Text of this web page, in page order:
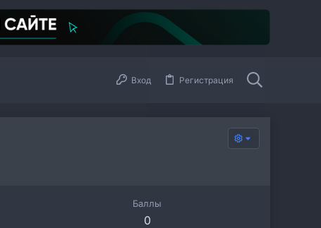
Вход Регистрация
Баллы
0